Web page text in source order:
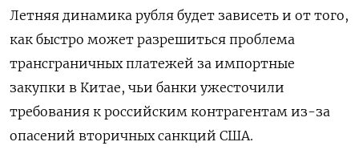
Летняя динамика рубля будет зависеть и от того,
как быстро может разрешиться проблема
трансграничных платежей за импортные
закупки в Китае, чьи банки ужесточили
требования к российским контрагентам из-за
опасений вторичных санкций США.